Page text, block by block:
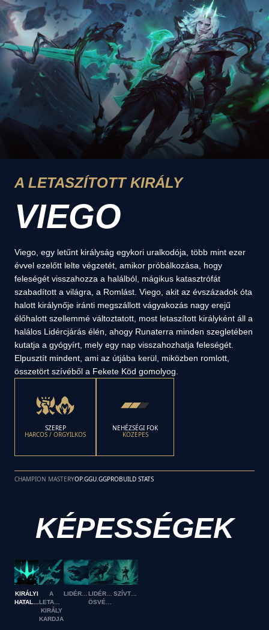
A LETASZÍTOTT KIRÁLY
VIEGO
Viego, egy letűnt királyság egykori uralkodója, több mint ezer
évvel ezelőtt lelte végzetét, amikor próbálkozása, hogy
feleségét visszahozza a halálból, mágikus katasztrófát
szabadított a világra, a Romlást. Viego, akit az évszázadok óta
halott királynője iránti megszállott vágyakozás nagy erejű
élőhalott szellemmé változtatott, most letaszított királyként áll a
halálos Lidércjárás élén, ahogy Runaterra minden szegletében
kutatja a gyógyírt, mely egy nap visszahozhatja feleségét.
Elpusztít mindent, ami az útjába kerül, miközben romlott,
összetört szívéből a Fekete Köd gomolyog.
SZEREP
HARCOS / ORGYILKOS
NEHÉZSÉGI FOK
KÖZEPES
CHAMPION MASTERYOP.GGU.GGPROBUILD STATS
KÉPESSÉGEK
KIRÁLYI
A
LETASZÍTOTT
KIRÁLY
KARDJA
LIDÉRCJÁRTASZÍVTIPRÓ